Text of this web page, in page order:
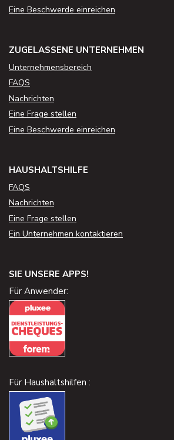
Eine Beschwerde einreichen
ZUGELASSENE UNTERNEHMEN
Unternehmensbereich
FAQS
Nachrichten
Eine Frage stellen
Eine Beschwerde einreichen
HAUSHALTSHILFE
FAQS
Nachrichten
Eine Frage stellen
Ein Unternehmen kontaktieren
SIE UNSERE APPS!
Für Anwender:
Für Haushaltshilfen :